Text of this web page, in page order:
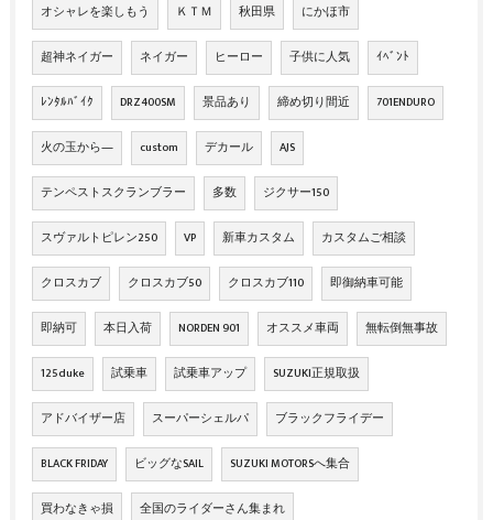
オシャレを楽しもう ＫＴＭ 秋田県 にかほ市
超神ネイガー ネイガー ヒーロー 子供に人気 ｲﾍﾞﾝﾄ
ﾚﾝﾀﾙﾊﾞｲｸ DRZ400SM 景品あり 締め切り間近 701ENDURO
火の玉から― custom デカール AJS
テンペストスクランブラー 多数 ジクサー150
スヴァルトピレン250 VP 新車カスタム カスタムご相談
クロスカブ クロスカブ50 クロスカブ110 即御納車可能
即納可 本日入荷 NORDEN 901 オススメ車両 無転倒無事故
125duke 試乗車 試乗車アップ SUZUKI正規取扱
アドバイザー店 スーパーシェルパ ブラックフライデー
BLACK FRIDAY ビッグなSAIL SUZUKI MOTORSへ集合
買わなきゃ損 全国のライダーさん集まれ